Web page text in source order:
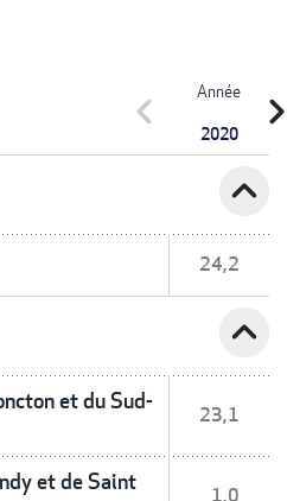
Année
2020
chevron_left
expand_less
24,2
expand_less
et du Sud-
23,1
et de Saint
1,0